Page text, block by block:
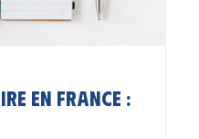
en France :